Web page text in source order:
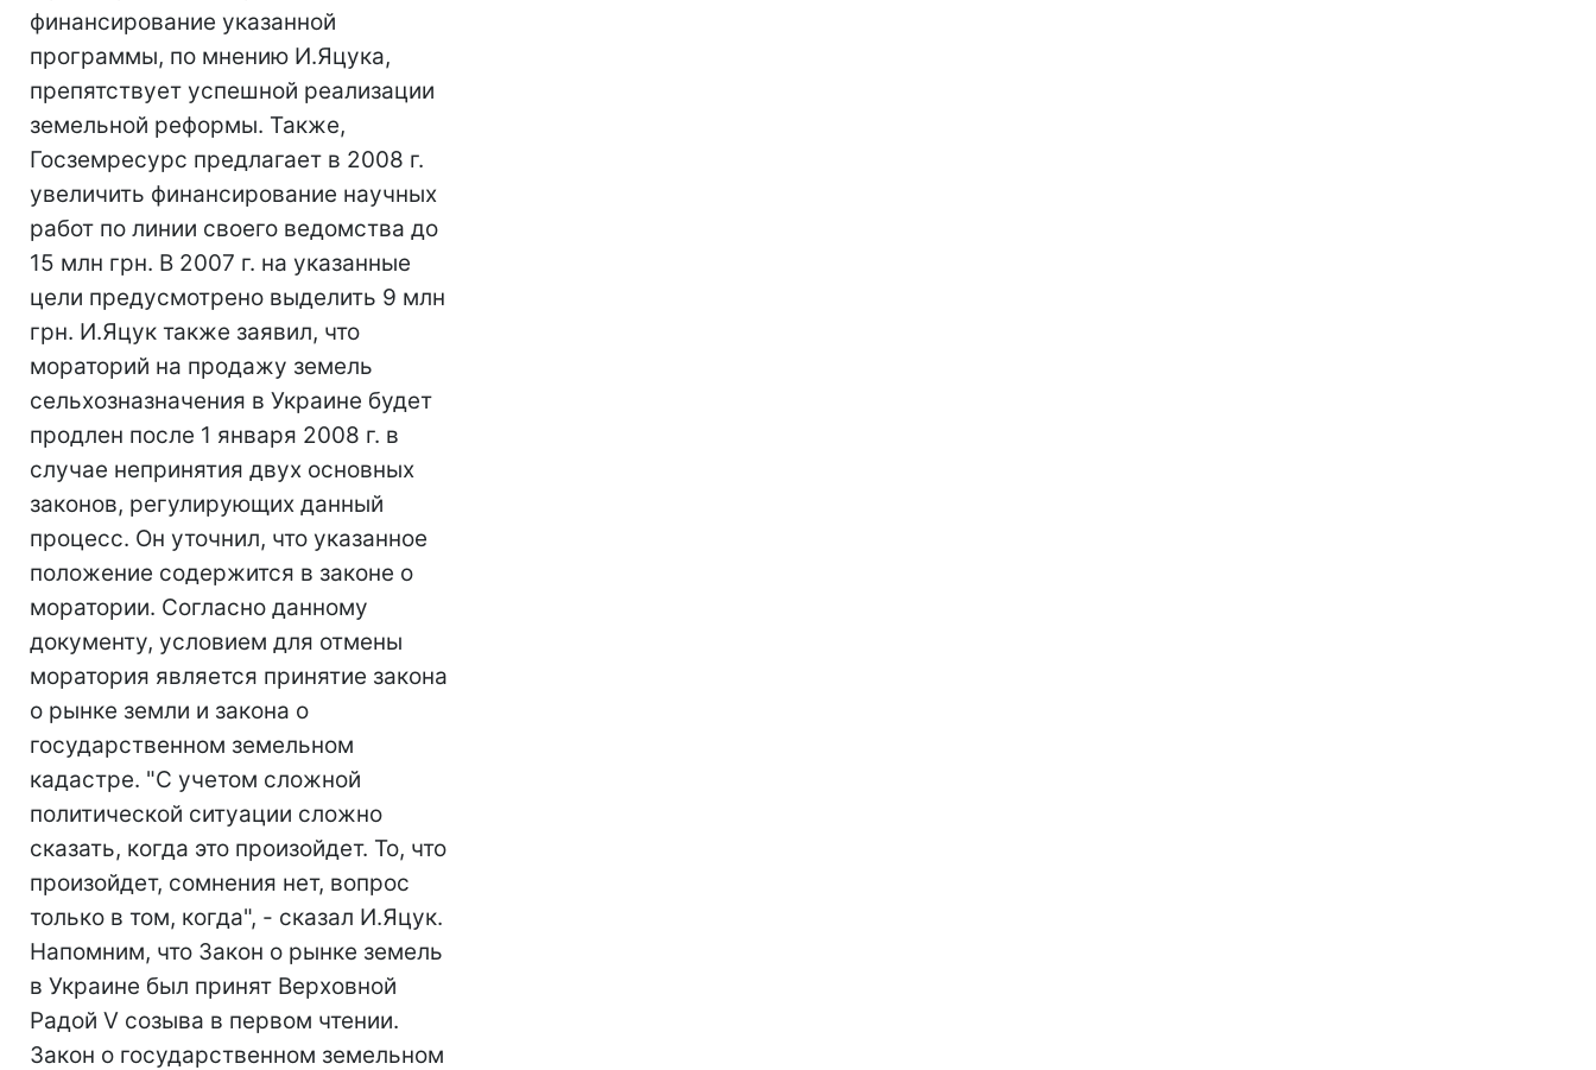
финансирование указанной
программы, по мнению И.Яцука,
препятствует успешной реализации
земельной реформы. Также,
Госземресурс предлагает в 2008 г.
увеличить финансирование научных
работ по линии своего ведомства до
15 млн грн. В 2007 г. на указанные
цели предусмотрено выделить 9 млн
грн. И.Яцук также заявил, что
мораторий на продажу земель
сельхозназначения в Украине будет
продлен после 1 января 2008 г. в
случае непринятия двух основных
законов, регулирующих данный
процесс. Он уточнил, что указанное
положение содержится в законе о
моратории. Согласно данному
документу, условием для отмены
моратория является принятие закона
о рынке земли и закона о
государственном земельном
кадастре. "С учетом сложной
политической ситуации сложно
сказать, когда это произойдет. То, что
произойдет, сомнения нет, вопрос
только в том, когда", - сказал И.Яцук.
Напомним, что Закон о рынке земель
в Украине был принят Верховной
Радой V созыва в первом чтении.
Закон о государственном земельном